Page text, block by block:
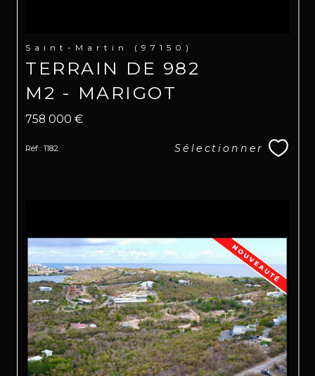
Saint-Martin (97150)
TERRAIN DE 982
M2 - MARIGOT
758 000 €
Réf : 1182 Sélectionner